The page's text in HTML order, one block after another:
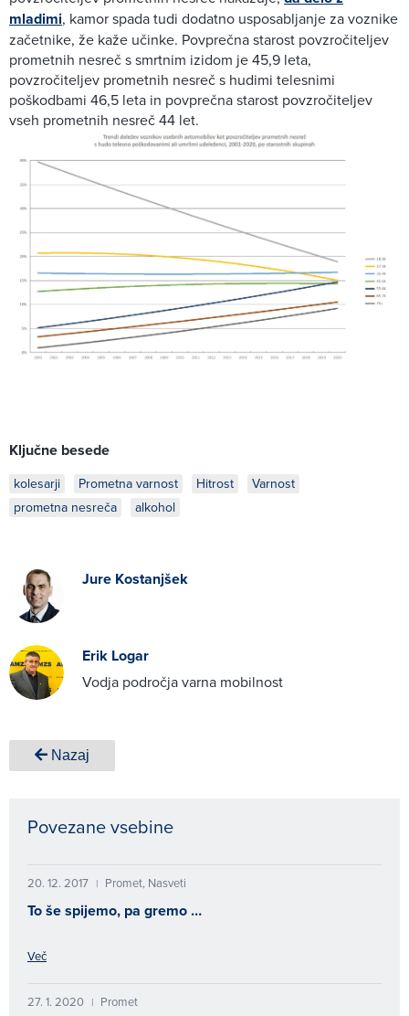
mladimi, kamor spada tudi dodatno usposabljanje za voznike
začetnike, že kaže učinke. Povprečna starost povzročiteljev
prometnih nesreč s smrtnim izidom je 45,9 leta,
povzročiteljev prometnih nesreč s hudimi telesnimi
poškodbami 46,5 leta in povprečna starost povzročiteljev
vseh prometnih nesreč 44 let.
Ključne besede
kolesarji Prometna varnost Hitrost
Varnost
prometna nesreča
alkohol
Jure Kostanjšek
Erik Logar
Vodja področja varna mobilnost
Nazaj
Povezane vsebine
20. 12. 2017 | Promet, Nasveti
To še spijemo, pa gremo …
Več
27. 1. 2020 | Promet